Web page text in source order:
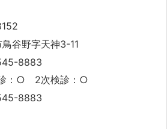
谷野字天神3-11
8883
：○ 2次検診：○
8883